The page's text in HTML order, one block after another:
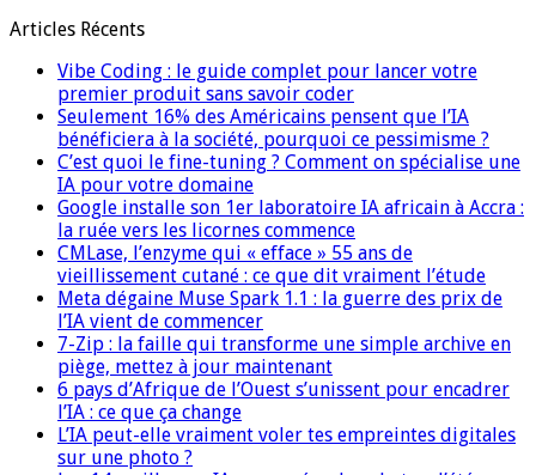
Articles Récents
Vibe Coding : le guide complet pour lancer votre
premier produit sans savoir coder
Seulement 16% des Américains pensent que l’IA
bénéficiera à la société, pourquoi ce pessimisme ?
C’est quoi le fine-tuning ? Comment on spécialise une
IA pour votre domaine
Google installe son 1er laboratoire IA africain à Accra :
la ruée vers les licornes commence
CMLase, l’enzyme qui « efface » 55 ans de
vieillissement cutané : ce que dit vraiment l’étude
Meta dégaine Muse Spark 1.1 : la guerre des prix de
l’IA vient de commencer
7-Zip : la faille qui transforme une simple archive en
piège, mettez à jour maintenant
6 pays d’Afrique de l’Ouest s’unissent pour encadrer
l’IA : ce que ça change
L’IA peut-elle vraiment voler tes empreintes digitales
sur une photo ?